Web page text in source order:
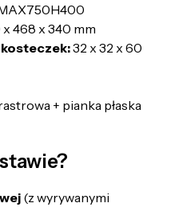
x 468 x 340 mm
32 x 32 x 60
+ pianka płaska
(z wyrywanymi